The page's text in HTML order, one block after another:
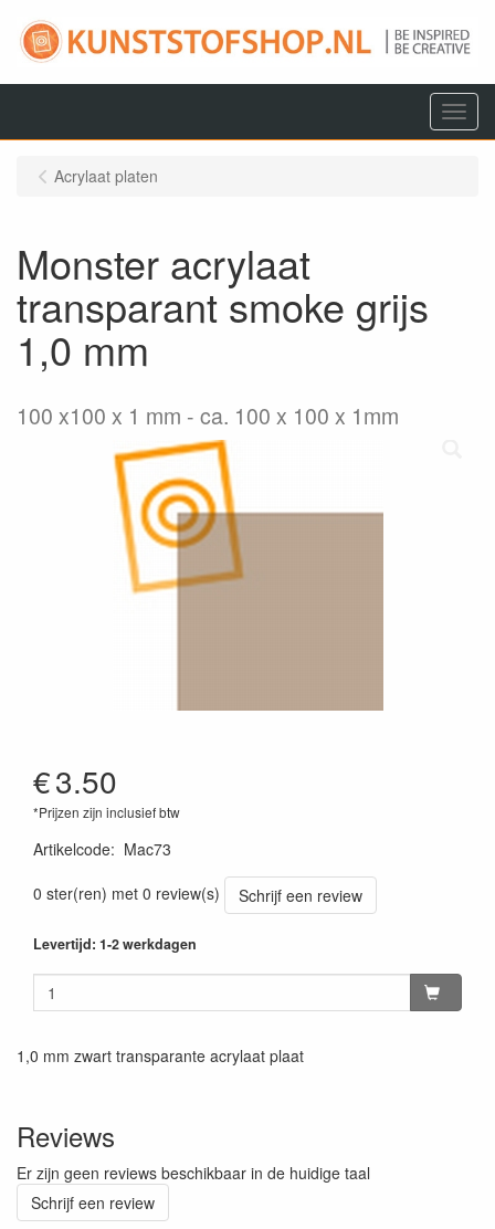
Menu
Acrylaat platen
Monster acrylaat
transparant smoke grijs
1,0 mm
100 x100 x 1 mm ca. 100 x 100 x 1mm
€3.50
*Prijzen zijn inclusief btw
Artikelcode: Mac73
0 ster(ren) met 0 review(s)
Schrijf een review
Levertijd: 1-2 werkdagen
1,0 mm zwart transparante acrylaat plaat
Reviews
Er zijn geen reviews beschikbaar in de huidige taal
Schrijf een review